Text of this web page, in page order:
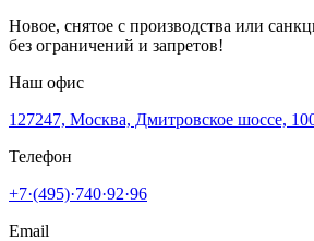
Новое, снятое с производства или
без ограничений и запретов!
Наш офис
127247, Москва, Дмитровское шоссе,
Телефон
+7·(495)·740·92·96
Email